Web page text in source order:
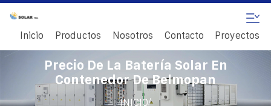
Inicio Productos Nosotros Contacto Proyectos
Precio De La Batería Solar En
Contenedor De Belmopan
INICIO/